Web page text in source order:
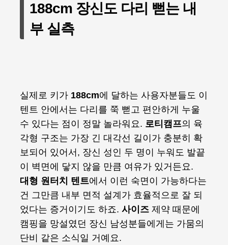
188cm 장신도 다리 뻗는 내
부 실측
실제로 키가 188cm에 달하는 사용자분들도 이
텐트 안에서는 다리를 쭉 뻗고 편안하게 누울
수 있다는 점이 정말 놀라워요. 로티캠프의 육
각형 구조는 가장 긴 대각선 길이가 충분히 확
보되어 있어서, 장신 성인 두 명이 누워도 발끝
이 벽면에 닿지 않을 만큼 여유가 있거든요.
대형 원터치 텐트에서 이런 숙면이 가능하다는
건 그만큼 내부 면적 설계가 효율적으로 잘 되
었다는 증거이기도 하죠. 사이즈 제약 때문에
캠핑을 망설였던 장신 남성분들에게는 가뭄의
단비 같은 소식일 거예요.